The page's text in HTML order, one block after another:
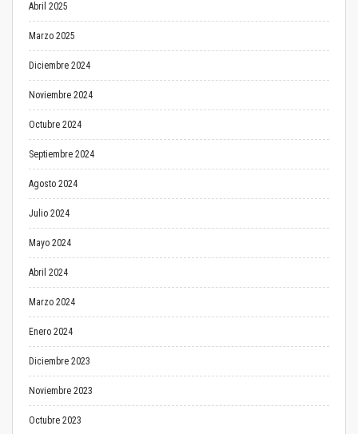
Abril 2025
Marzo 2025
Diciembre 2024
Noviembre 2024
Octubre 2024
Septiembre 2024
Agosto 2024
Julio 2024
Mayo 2024
Abril 2024
Marzo 2024
Enero 2024
Diciembre 2023
Noviembre 2023
Octubre 2023